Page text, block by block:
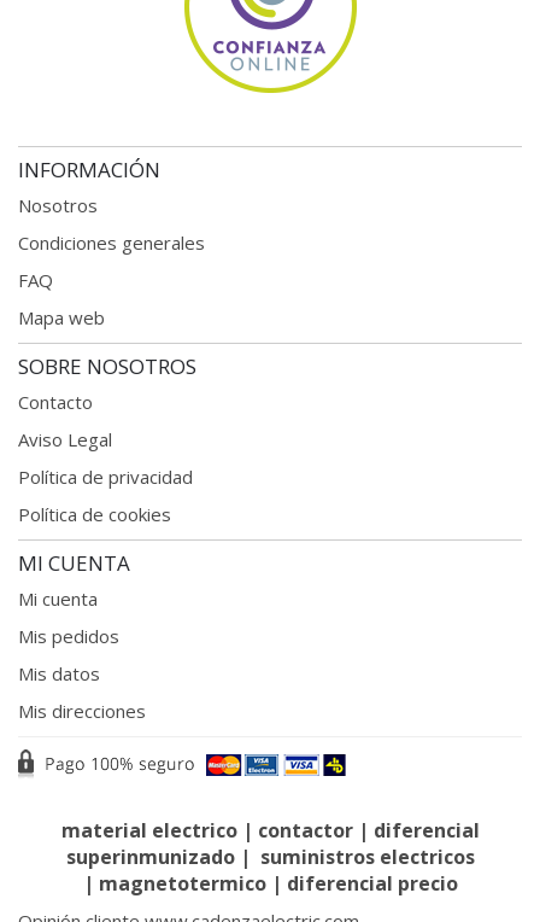
INFORMACIÓN
Nosotros
Condiciones generales
FAQ
Mapa web
SOBRE NOSOTROS
Contacto
Aviso Legal
Política de privacidad
Política de cookies
MI CUENTA
Mi cuenta
Mis pedidos
Mis datos
Mis direcciones
material electrico| contactor| diferencial
superinmunizado| suministros electricos
| magnetotermico | diferencial precio